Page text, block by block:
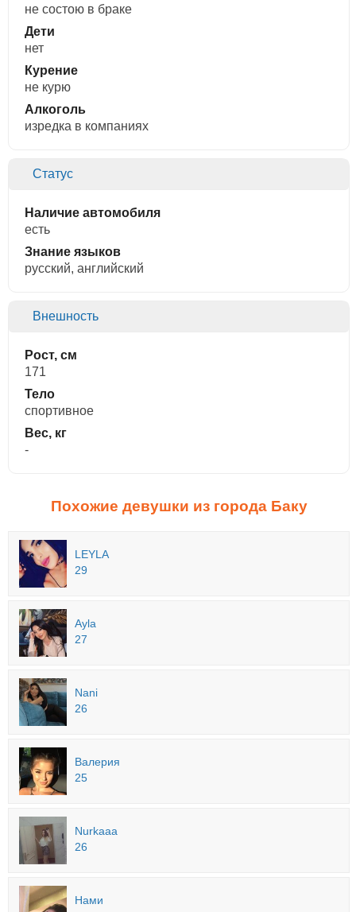
не состою в браке
Дети
нет
Курение
не курю
Алкоголь
изредка в компаниях
Статус
Наличие автомобиля
есть
Знание языков
русский, английский
Внешность
Рост, см
171
Тело
спортивное
Вес, кг
-
Похожие девушки из города Баку
LEYLA
29
Ayla
27
Nani
26
Валерия
25
Nurkaaa
26
Нами